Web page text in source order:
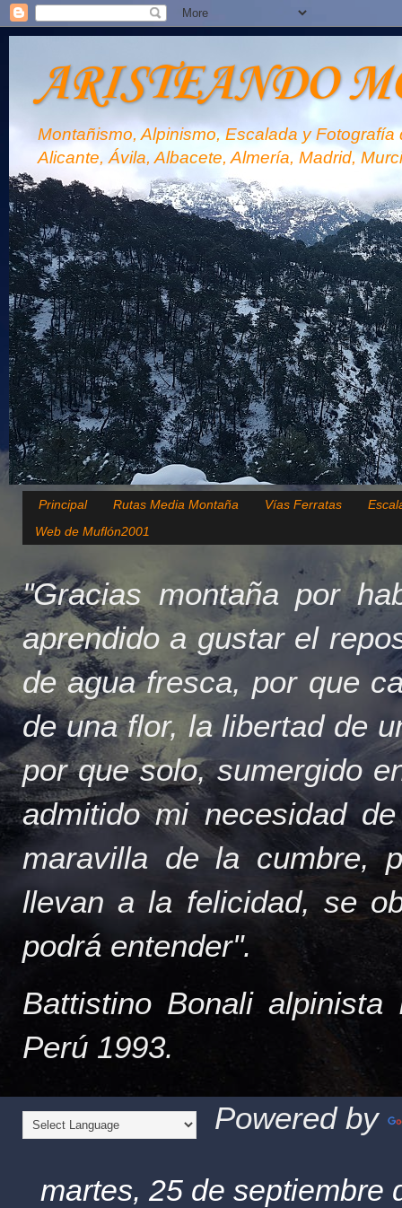
ARISTEANDO
Montañismo, Alpinismo, Escalada y
Alicante, Ávila, Albacete, Almería, Madrid,
Principal Rutas Media Montaña Vías Ferratas
Web de Muflón2001
"Gracias montaña por
aprendido a gustar el
de agua fresca, por que
de una flor, la libertad de
por que solo, sumergido
admitido mi necesidad
maravilla de la cumbre,
llevan a la felicidad, se
podrá entender".
Battistino Bonali
Perú 1993.
Powered by
martes, 25 de septiembre